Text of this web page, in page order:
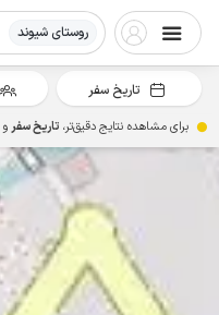
روستای شیوند
تاریخ سفر
برای مشاهده نتایج دقیق‌تر، تاریخ سفرو